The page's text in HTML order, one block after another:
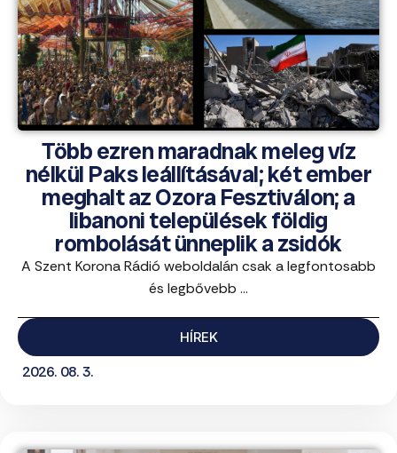
Több ezren maradnak meleg víz
nélkül Paks leállításával; két ember
meghalt az Ozora Fesztiválon; a
libanoni települések földig
rombolását ünneplik a zsidók
A Szent Korona Rádió weboldalán csak a legfontosabb
és legbővebb ...
HÍREK
2026. 08. 3.